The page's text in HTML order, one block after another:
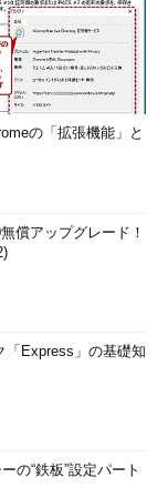
の「拡張機能」と
償アップグレード！
「Express」の基礎知
の“鉄板”設定パート